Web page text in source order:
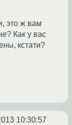
это ж вам
Как у вас
кстати?
10:30:57